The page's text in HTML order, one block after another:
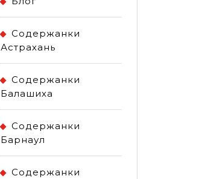
Содержанки
Астрахань
Содержанки
Балашиха
Содержанки
Барнаул
Содержанки